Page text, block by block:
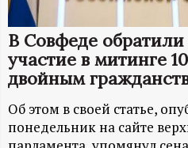
Й
Д
А
Н
В Совфеде
участие в митинге
двойным
Об этом в своей статье,
понедельник на сайте